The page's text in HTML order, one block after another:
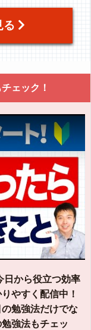
る
ェック！
日から役立つ効率
やすく配信中！
勉強法だけでな
強法もチェッ